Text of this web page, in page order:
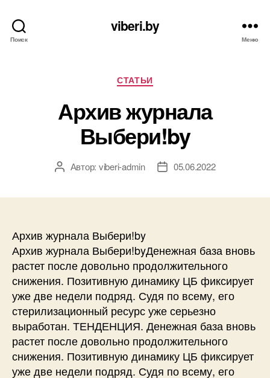
Поиск
viberi.by
Меню
Рубрики
СТАТЬИ
Архив журнала
Выбери!by
АвторАвтор: viberi-admin
Дата05.06.2022
Архив журнала Выбери!by
Архив журнала Выбери!byДенежная база вновь
растет после довольно продолжительного
снижения. Позитивную динамику ЦБ фиксирует
уже две недели подряд. Судя по всему, его
стерилизационный ресурс уже серьезно
выработан. ТЕНДЕНЦИЯ. Денежная база вновь
растет после довольно продолжительного
снижения. Позитивную динамику ЦБ фиксирует
уже две недели подряд. Судя по всему, его